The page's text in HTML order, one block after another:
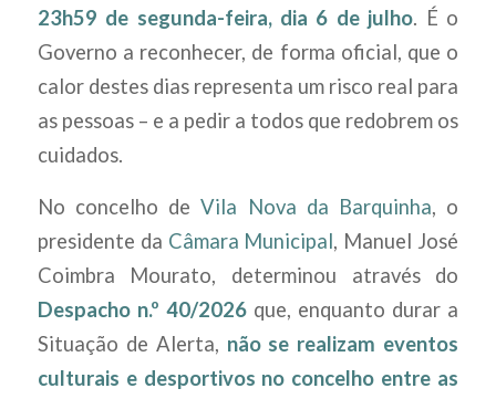
23h59 de segunda-feira, dia 6 de julho. É o
Governo a reconhecer, de forma oficial, que o
calor destes dias representa um risco real para
as pessoas – e a pedir a todos que redobrem os
cuidados.
No concelho deVila Nova da Barquinha, o
presidente da Câmara Municipal, Manuel José
Coimbra Mourato, determinou através do
Despacho n.º 40/2026que, enquanto durar a
Situação de Alerta, não se realizam eventos
culturais e desportivos no concelho entre as